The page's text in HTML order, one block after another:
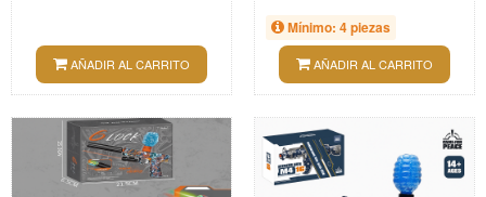
AÑADIR AL CARRITO
Mínimo: 4 piezas
AÑADIR AL CARRITO